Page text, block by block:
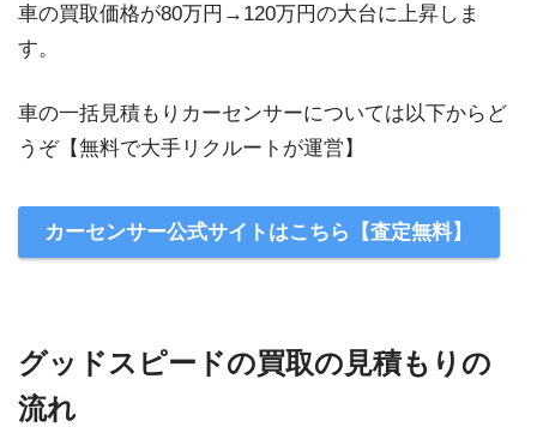
車の買取価格が80万円→120万円の大台に上昇しま
す。
車の一括見積もりカーセンサーについては以下からど
うぞ【無料で大手リクルートが運営】
カーセンサー公式サイトはこちら【査定無料】
グッドスピードの買取の見積もりの
流れ